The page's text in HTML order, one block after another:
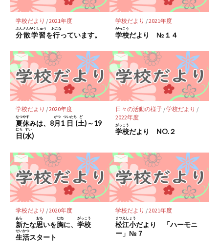
ク
に
保
存
学校だより /2021年度
分散学習
ぶんさんがくしゅう
を行
おこな
っています。
学校だより /2021年度
学校
がっこう
だより №１４
学校だより /2020年度
夏休
なつやす
みは、8月
がつ
1 日
ついたち
(土
ど
)～19
日
にち
(水
すい
)
日々の活動の様子/学校だより /
2022年度
学校
がっこう
だより NO.２
学校だより /2020年度
新
あら
たな思
おも
いを胸
むね
に、 学校
がっこう
生活
せいかつ
スタート
学校だより /2021年度
松江小
まつえしょう
だより 「ハーモニ
ー」№７